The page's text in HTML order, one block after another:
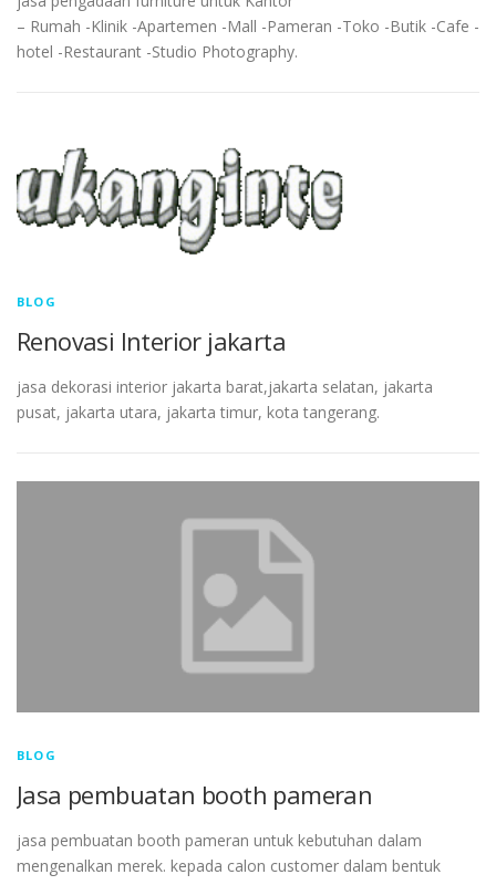
– Rumah -Klinik -Apartemen -Mall -Pameran -Toko -Butik -Cafe -
hotel -Restaurant -Studio Photography.
BLOG
Renovasi Interior jakarta
jasa dekorasi interior jakarta barat,jakarta selatan, jakarta
pusat, jakarta utara, jakarta timur, kota tangerang.
BLOG
Jasa pembuatan booth pameran
jasa pembuatan booth pameran untuk kebutuhan dalam
mengenalkan merek. kepada calon customer dalam bentuk